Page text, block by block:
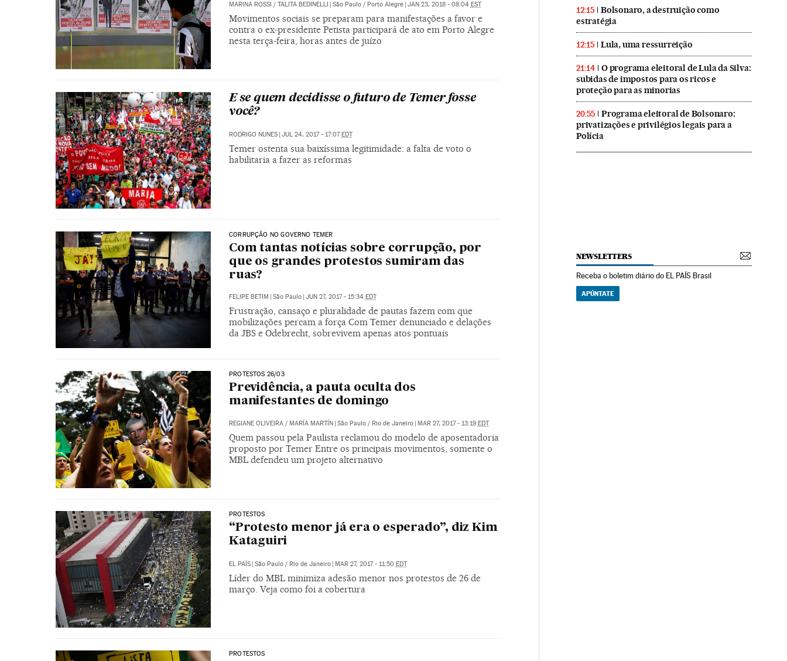
MARINA ROSSI / TALITA BEDINELLI São Paulo / Porto Alegre JAN 23, 2018 - 08:04 EST
Movimentos sociais se preparam para manifestações a favor e
contra o ex-presidente Petista participará de ato em Porto Alegre
nesta terça-feira, horas antes de juízo
E se quem decidisse o futuro de Temer fosse
você?
RODRIGO NUNES JUL 24, 2017 - 17:07 EDT
Temer ostenta sua baixíssima legitimidade: a falta de voto o
habilitaria a fazer as reformas
CORRUPÇÃO NO GOVERNO TEMER
Com tantas notícias sobre corrupção, por
que os grandes protestos sumiram das
ruas?
FELIPE BETIM | São Paulo | JUN 27, 2017 - 15:34 EDT
Frustração, cansaço e pluralidade de pautas fazem com que
mobilizações percam a força Com Temer denunciado e delações
da JBS e Odebrecht, sobrevivem apenas atos pontuais
PROTESTOS 26/03
Previdência, a pauta oculta dos
manifestantes de domingo
REGIANE OLIVEIRA/ MARÍA MARTÍN São Paulo / Rio de Janeiro MAR 27, 2017 - 13:19 EDT
Quem passou pela Paulista reclamou do modelo de aposentadoria
proposto por Temer Entre os principais movimentos, somente o
MBL defendeu um projeto alternativo
PROTESTOS
“Protesto menor já era o esperado”, diz Kim
Kataguiri
EL PAÍS | São Paulo / Rio de Janeiro | MAR 27, 2017 - 11:50 EDT
Líder do MBL minimiza adesão menor nos protestos de 26 de
março. Veja como foi a cobertura
PROTESTOS
12:15
Bolsonaro, a destruição como
estratégia
12:15 Lula, uma ressurreição
21:14
O programa eleitoral de Lula da Silva:
subidas de impostos para os ricos e
proteção para as minorias
20:55
Programa eleitoral de Bolsonaro:
privatizações e privilégios legais para a
Polícia
NEWSLETTERS
Receba o boletim diário do EL PAÍS Brasil
APÚNTATE